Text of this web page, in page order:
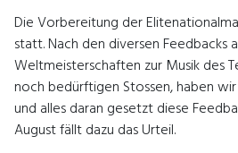
Die Vorbereitung der
statt. Nach den diversen Feedbacks
Weltmeisterschaften zur Musik des
noch bedürftigen Stossen, haben
und alles daran gesetzt diese
August fällt dazu das Urteil.